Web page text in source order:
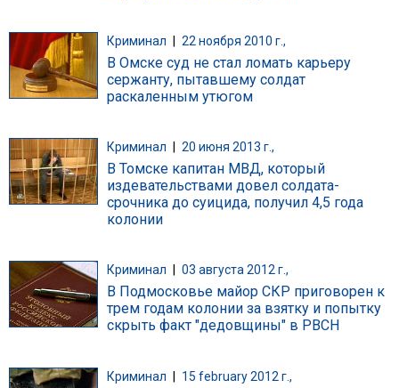
Криминал 22 ноября 2010 г.,
В Омске суд не стал ломать карьеру
сержанту, пытавшему солдат
раскаленным утюгом
Криминал 20 июня 2013 г.,
В Томске капитан МВД, который
издевательствами довел солдата-
срочника до суицида, получил 4,5 года
колонии
Криминал 03 августа 2012 г.,
В Подмосковье майор СКР приговорен к
трем годам колонии за взятку и попытку
скрыть факт "дедовщины" в РВСН
Криминал | 15 february 2012 г.,